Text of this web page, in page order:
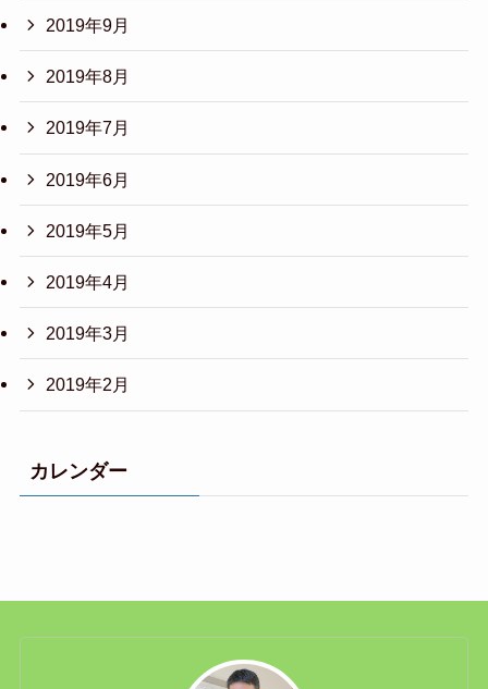
2019年9月
2019年8月
2019年7月
2019年6月
2019年5月
2019年4月
2019年3月
2019年2月
カレンダー